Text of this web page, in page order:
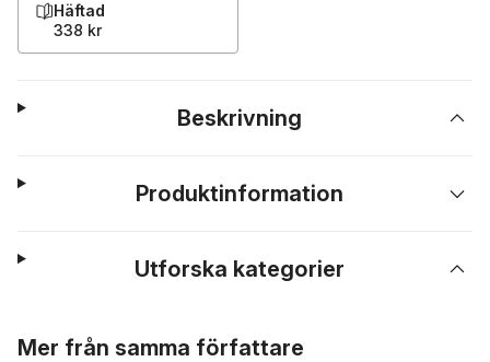
Häftad
338 kr
Beskrivning
Produktinformation
Utforska kategorier
Mer från samma författare